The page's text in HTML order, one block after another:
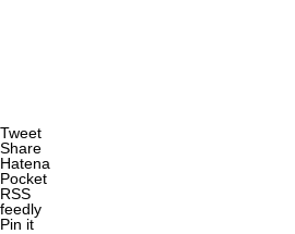
Tweet
Share
Hatena
Pocket
RSS
feedly
Pin it